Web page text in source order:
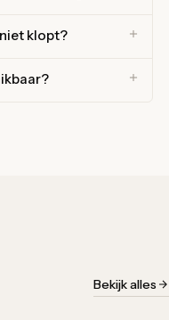
klopt?
Bekijk alles